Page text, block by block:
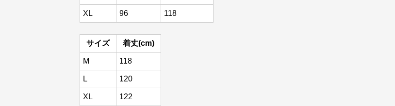
XL 96 118
サイズ 着丈(cm)
M 118
L 120
XL 122